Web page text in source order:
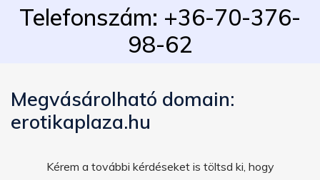
Telefonszám: +36-70-376-
98-62
Megvásárolható domain:
erotikaplaza.hu
Kérem a további kérdéseket is töltsd ki, hogy